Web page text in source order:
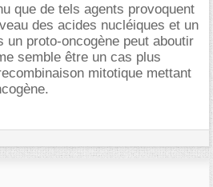
que de tels agents provoquent
des acides nucléiques et un
un proto-oncogène peut aboutir
semble être un cas plus
mitotique mettant